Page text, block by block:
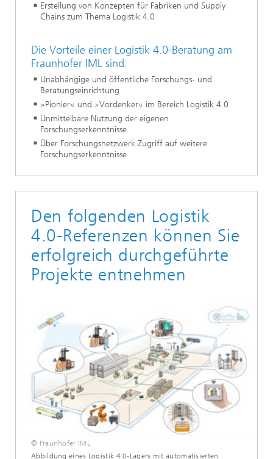
Erstellung von Konzepten für Fabriken und Supply
Chains zum Thema Logistik 4.0
Die Vorteile einer Logistik 4.0-Beratung am
Fraunhofer IML sind:
Unabhängige und öffentliche Forschungs- und
Beratungseinrichtung
»Pionier« und »Vordenker« im Bereich Logistik 4.0
Unmittelbare Nutzung der eigenen
Forschungserkenntnisse
Über Forschungsnetzwerk Zugriff auf weitere
Forschungserkenntnisse
Den folgenden Logistik
4.0-Referenzen können Sie
erfolgreich durchgeführte
Projekte entnehmen
© Fraunhofer IML
Abbildung eines Logistik 4.0-Lagers mit automatisierten